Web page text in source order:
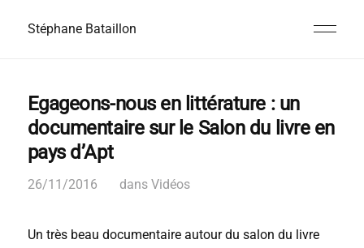
Stéphane Bataillon
Egageons-nous en littérature : un
documentaire sur le Salon du livre en
pays d’Apt
26/11/2016 dans Vidéos
Un très beau documentaire autour du salon du livre